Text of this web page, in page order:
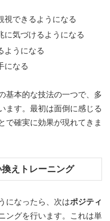
視できるようになる
に気づけるようになる
ようになる
になる
基本的な技法の一つで、多
ます。最初は面倒に感じる
で確実に効果が現れてきま
えトレーニング
になったら、次はポジティ
ングを行います。これは単